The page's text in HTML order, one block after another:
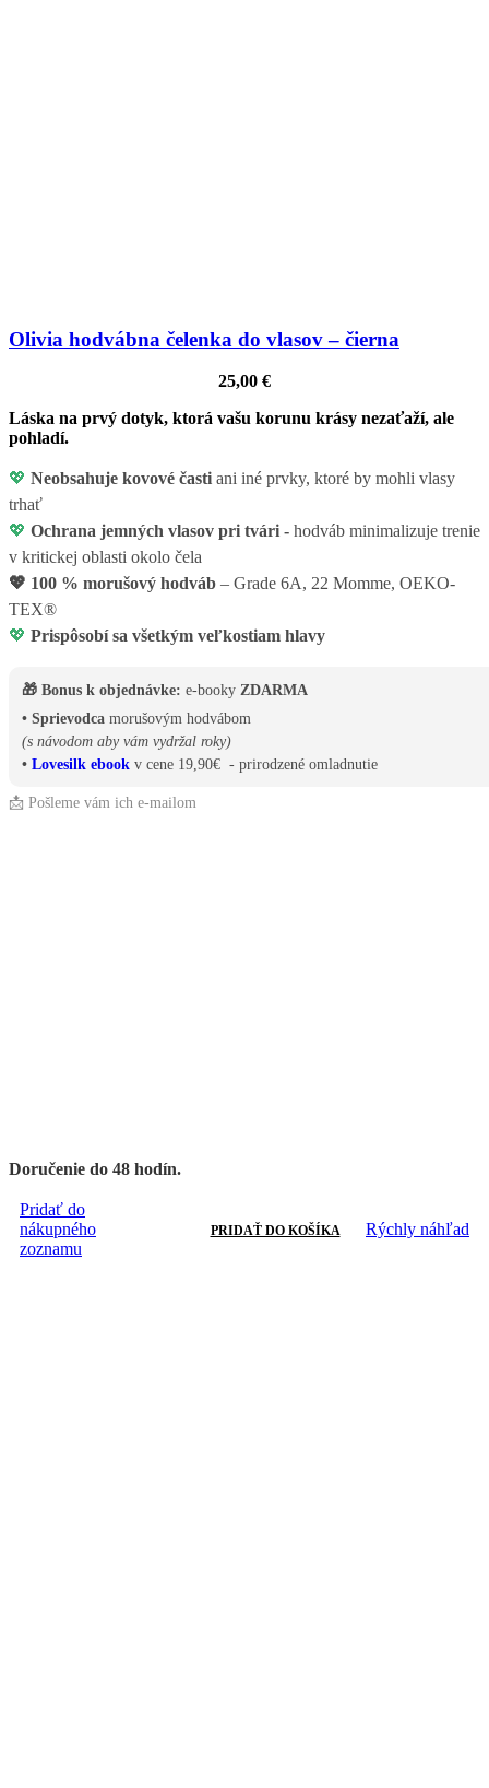
Olivia hodvábna čelenka do vlasov – čierna
25,00 €
Láska na prvý dotyk, ktorá vašu korunu krásy nezaťaží, ale
pohladí.
💖 Neobsahuje kovové časti ani iné prvky, ktoré by mohli vlasy
trhať
💖 Ochrana jemných vlasov pri tvári - hodváb minimalizuje trenie
v kritickej oblasti okolo čela
💖 100 % morušový hodváb – Grade 6A, 22 Momme, OEKO-
TEX®
💖 Prispôsobí sa všetkým veľkostiam hlavy
🎁 Bonus k objednávke: e-booky ZDARMA
• Sprievodca morušovým hodvábom
(s návodom aby vám vydržal roky)
• Lovesilk ebook v cene 19,90€ - prirodzené omladnutie
📩 Pošleme vám ich e-mailom
Doručenie do 48 hodín.
Pridať do
nákupného
zoznamu
PRIDAŤ DO KOŠÍKA Rýchly náhľad